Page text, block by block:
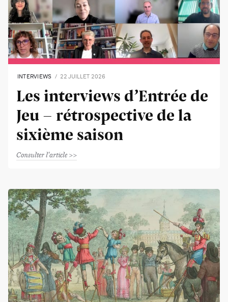
INTERVIEWS 22 JUILLET 2026
Les interviews d’Entrée de
Jeu - rétrospective de la
sixième saison
Consulter l'article